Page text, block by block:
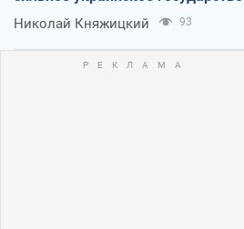
Николай Княжицкий 93